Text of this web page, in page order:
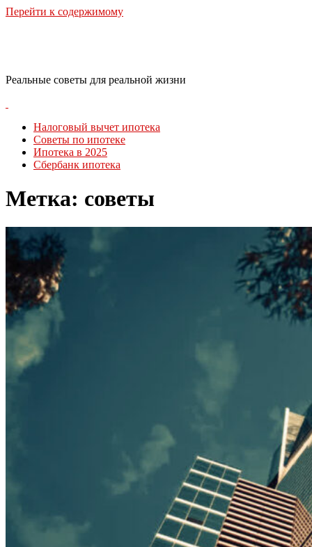
Перейти к содержимому
Реальные советы для реальной жизни
Налоговый вычет ипотека
Советы по ипотеке
Ипотека в 2025
Сбербанк ипотека
Метка: советы